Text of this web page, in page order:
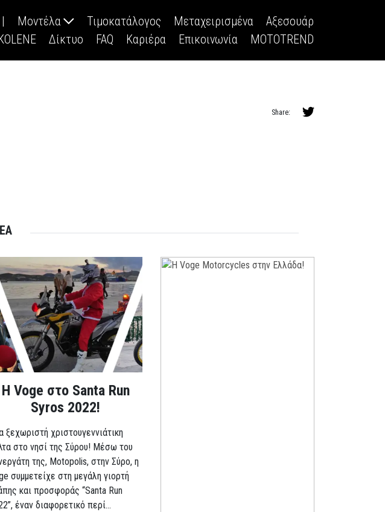
| Μοντέλα Τιμοκατάλογος Μεταχειρισμένα
Αξεσουάρ
Δίκτυο FAQ Καριέρα Επικοινωνία MOTOTREND
Share:
Η Voge στο Santa Run
Syros 2022!
ξεχωριστή χριστουγεννιάτικη
στο νησί της Σύρου! Μέσω του
της, Motopolis, στην Σύρο, η
συμμετείχε στη μεγάλη γιορτή
και προσφοράς “Santa Run
έναν διαφορετικό περί...